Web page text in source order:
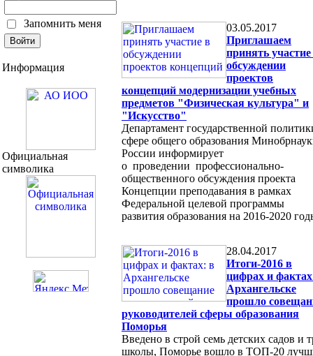
Запомнить меня
Информация
Официальная
символика
03.05.2017
Приглашаем
принять
обсуждении
проектов
концепций модернизации учебных
предметов "Физическая культура" и
"Искусство"
Департамент государственной
сфере общего образования
России информирует
о проведении профессионально-
общественного обсуждения проекта
Концепции преподавания в рамках
Федеральной целевой программы
развития образования на 2016-2020
28.04.2017
Итоги-2016 в
цифрах и
Архангельске
прошло
руководителей сферы образования
Поморья
Введено в строй семь детских садов и
школы, Поморье вошло в ТОП-20